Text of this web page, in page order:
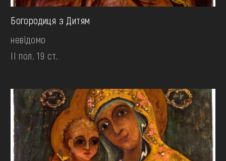
Богородиця з Дитям
невідомо
II пол. 19 ст.